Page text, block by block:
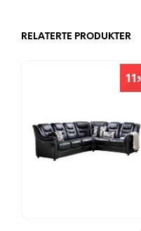
RELATERTE PRODUKTER
11